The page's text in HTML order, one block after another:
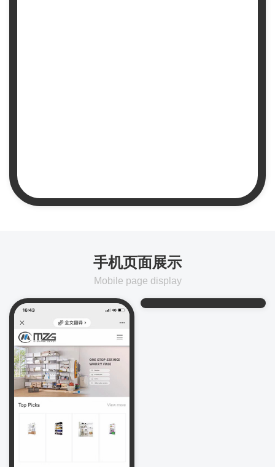
手机页面展示
Mobile page display